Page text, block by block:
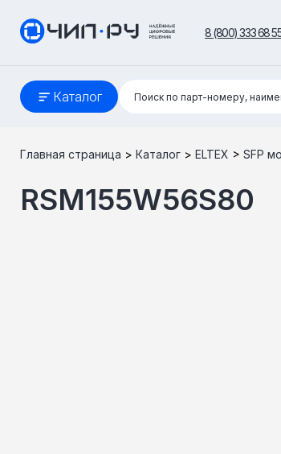
8 (800) 333 68
Каталог
Поиск:
Поиск по парт-номеру,
Главная страница > Каталог > ELTEX > SFP
RSM155W56S80